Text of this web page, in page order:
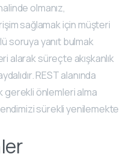
olmanız,
sağlamak için müşteri
soruya yanıt bulmak
alarak süreçte akışkanlık
REST alanında
gerekli önlemleri alma
sürekli yenilemekte